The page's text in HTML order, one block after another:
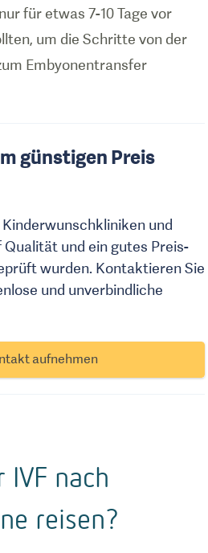
für etwas 7-10 Tage vor
um die Schritte von der
Embyonentransfer
günstigen Preis
und
und ein gutes Preis-
wurden. Kontaktieren Sie
und unverbindliche
aufnehmen
IVF nach
reisen?